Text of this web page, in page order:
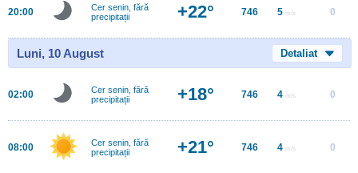
20:00
Cer senin, fără
precipitații
+22° 746 5 m/s 0
Luni, 10 August Detaliat
02:00
Cer senin, fără
precipitații
+18° 746 4 m/s 0
08:00
Cer senin, fără
precipitații
+21° 746 4 m/s 0